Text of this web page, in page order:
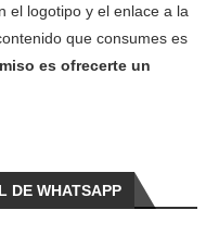
el logotipo y el enlace a la
que consumes es
es ofrecerte un
DE WHATSAPP